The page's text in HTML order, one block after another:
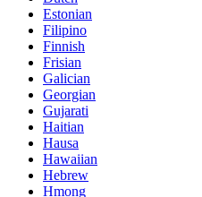
Estonian
Filipino
Finnish
Frisian
Galician
Georgian
Gujarati
Haitian
Hausa
Hawaiian
Hebrew
Hmong